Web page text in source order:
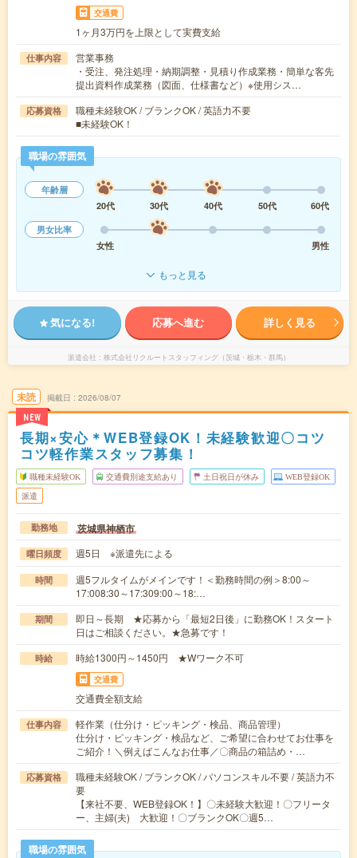
交通費
1ヶ月3万円を上限として実費支給
仕事内容
営業事務
・受注、発注処理・納期調整・見積り作成業務・簡単な客先
提出資料作成業務（図面、仕様書など）※使用シス…
応募資格
職種未経験OK / ブランクOK / 英語力不要
■未経験OK！
職場の雰囲気
年齢層
20代
30代 40代 50代
60代
男女比率
女性
男性
もっと見る
気になる! 応募へ進む 詳しく見る
派遣会社 株式会社リクルートスタッフィング（茨城・栃木・群馬）
未読
NEW
掲載日 2026/08/07
長期×安心＊WEB登録OK！未経験歓迎〇コツ
コツ軽作業スタッフ募集！
職種未経験OK 交通費別途支給あり 土日祝日が休み WEB登録OK
派遣
勤務地 茨城県神栖市
曜日頻度 週5日 ※派遣先による
時間
週5フルタイムがメインです！＜勤務時間の例＞8:00～
17:008:30～17:309:00～18:…
期間
即日～長期 ★応募から「最短2日後」に勤務OK！スタート
日はご相談ください。★急募です！
時給 時給1300円～1450円 ★Wワーク不可
交通費
交通費全額支給
仕事内容
軽作業（仕分け・ピッキング・検品、商品管理）
仕分け・ピッキング・検品など、ご希望に合わせてお仕事を
ご紹介！＼例えばこんなお仕事／〇商品の箱詰め・…
応募資格
職種未経験OK / ブランクOK / パソコンスキル不要 / 英語力不
要
【来社不要、WEB登録OK！】〇未経験大歓迎！〇フリータ
ー、主婦(夫) 大歓迎！〇ブランクOK〇週5…
職場の雰囲気